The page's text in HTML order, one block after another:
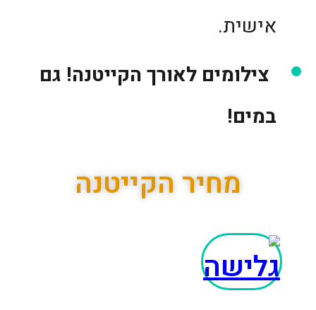
אישית.
צילומים לאורך הקייטנה! גם
במים!
מחיר הקייטנה